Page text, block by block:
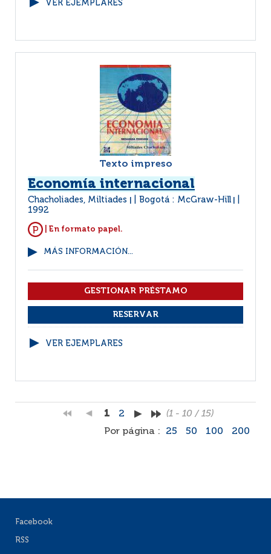
VER EJEMPLARES
Texto impreso
Economía internacional
Chacholiades, Miltiades Bogotá : McGraw-Hill
1992
| En formato papel.
MÁS INFORMACIÓN...
VER EJEMPLARES
1 2
(1 - 10 / 15)
Por página :
25 50 100 200
Facebook
RSS